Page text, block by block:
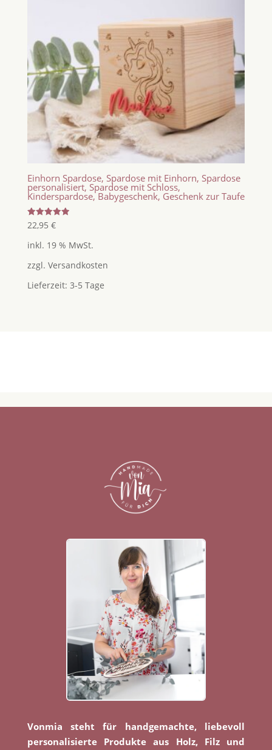
Einhorn Spardose, Spardose mit Einhorn, Spardose
personalisiert, Spardose mit Schloss,
Kinderspardose, Babygeschenk, Geschenk zur Taufe
Bewertet
mit
von 5
22,95 €
inkl. 19 % MwSt.
zzgl. Versandkosten
Lieferzeit: 3-5 Tage
Vonmia steht für handgemachte, liebevoll
personalisierte Produkte aus Holz, Filz und